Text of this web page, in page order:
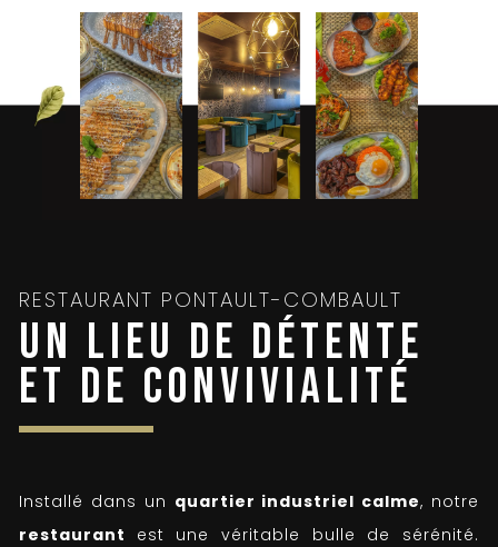
RESTAURANT PONTAULT-COMBAULT
UN LIEU DE DÉTENTE
ET DE CONVIVIALITÉ
Installé dans un quartier industriel calme, notre
restaurant est une véritable bulle de sérénité.